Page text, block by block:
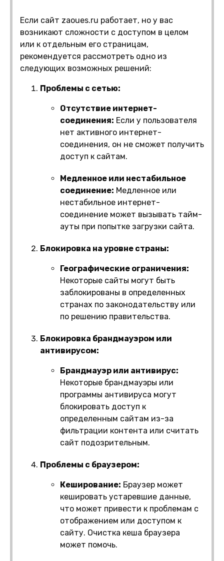
Если сайт zaoues.ru работает, но у вас
возникают сложности с доступом в целом
или к отдельным его страницам,
рекомендуется рассмотреть одно из
следующих возможных решений:
Проблемы с сетью:
Отсутствие интернет-
соединения: Если у пользователя
нет активного интернет-
соединения, он не сможет получить
доступ к сайтам.
Медленное или нестабильное
соединение: Медленное или
нестабильное интернет-
соединение может вызывать тайм-
ауты при попытке загрузки сайта.
Блокировка на уровне страны:
Географические ограничения:
Некоторые сайты могут быть
заблокированы в определенных
странах по законодательству или
по решению правительства.
Блокировка брандмауэром или
антивирусом:
Брандмауэр или антивирус:
Некоторые брандмауэры или
программы антивируса могут
блокировать доступ к
определенным сайтам из-за
фильтрации контента или считать
сайт подозрительным.
Проблемы с браузером:
Кеширование: Браузер может
кешировать устаревшие данные,
что может привести к проблемам с
отображением или доступом к
сайту. Очистка кеша браузера
может помочь.